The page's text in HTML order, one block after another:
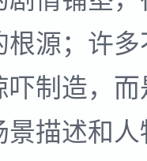
根源；许
吓制造，
景描述和